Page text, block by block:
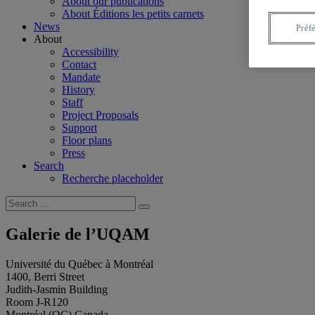
About Éditions les petits carnets
News
About
Accessibility
Contact
Mandate
History
Staff
Project Proposals
Support
Floor plans
Press
Search
Recherche placeholder
Search
for:
Search
Galerie de l’UQAM
Université du Québec à Montréal
1400, Berri Street
Judith-Jasmin Building
Room J-R120